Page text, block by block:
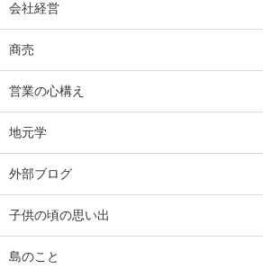
会社経営
商売
営業の心構え
地元学
外部ブログ
子供の頃の思い出
島のこと